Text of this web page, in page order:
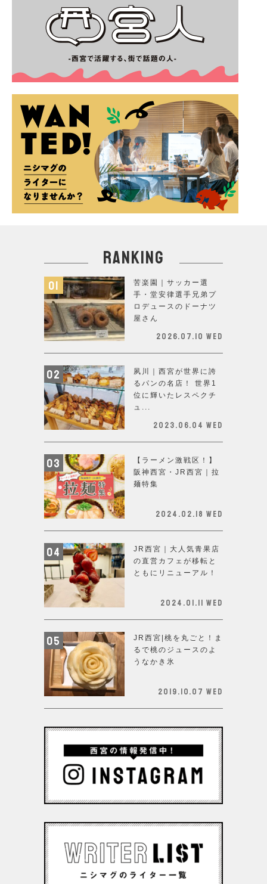
ranking
苦楽園｜サッカー選
手・堂安律選手兄弟プ
ロデュースのドーナツ
屋さん
2026.07.10 Wed
夙川｜西宮が世界に誇
るパンの名店！ 世界1
位に輝いたレスペクチ
ュ...
2023.06.04 Wed
【ラーメン激戦区！】
阪神西宮・JR西宮｜拉
麺特集
2024.02.18 Wed
JR西宮｜大人気青果店
の直営カフェが移転と
ともにリニューアル！
2024.01.11 Wed
JR西宮|桃を丸ごと！ま
るで桃のジュースのよ
うなかき氷
2019.10.07 Wed